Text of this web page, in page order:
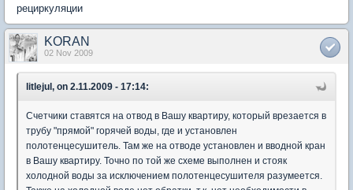
рециркуляции
KORAN
02 Nov 2009
litlejul, on 2.11.2009 - 17:14:
Счетчики ставятся на отвод в Вашу квартиру, который врезается в
трубу "прямой" горячей воды, где и установлен
полотенцесушитель. Там же на отводе установлен и вводной кран
в Вашу квартиру. Точно по той же схеме выполнен и стояк
холодной воды за исключением полотенцесушителя разумеется.